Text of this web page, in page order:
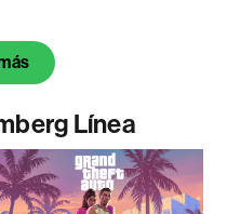
Línea